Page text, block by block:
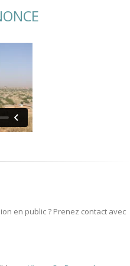
en public ? Prenez contact avec